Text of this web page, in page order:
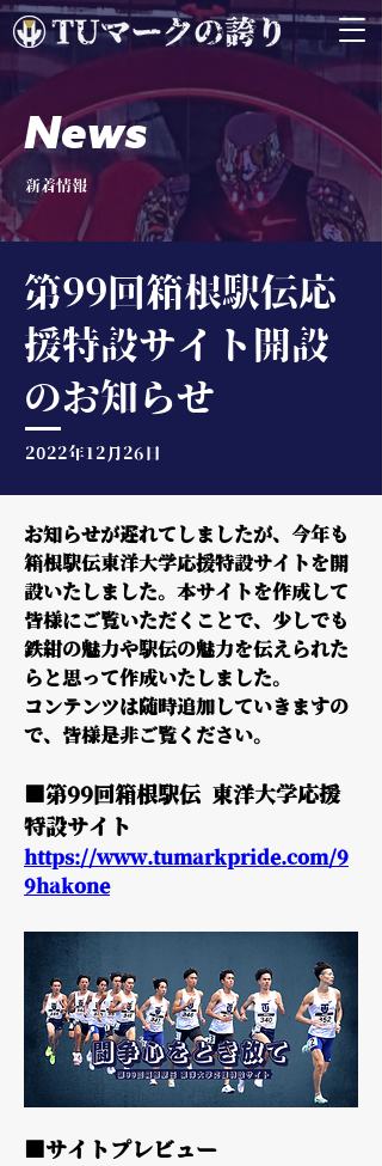
News
新着情報
第99回箱根駅伝応
援特設サイト開設
のお知らせ
2022年12月26日
お知らせが遅れてしましたが、今年も
箱根駅伝東洋大学応援特設サイトを開
設いたしました。本サイトを作成して
皆様にご覧いただくことで、少しでも
鉄紺の魅力や駅伝の魅力を伝えられた
らと思って作成いたしました。
コンテンツは随時追加していきますの
で、皆様是非ご覧ください。
■第99回箱根駅伝 東洋大学応援
特設サイト
https://www.tumarkpride.com/9
9hakone
■サイトプレビュー